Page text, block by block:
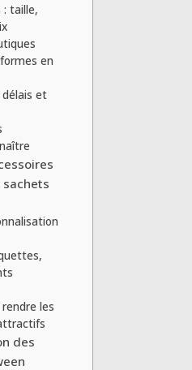
: taille,
en
et
les
des